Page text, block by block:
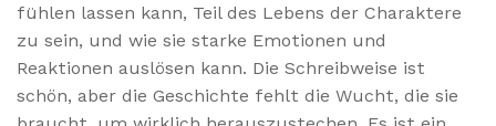
fühlen lassen kann, Teil des Lebens der Charaktere
zu sein, und wie sie starke Emotionen und
Reaktionen auslösen kann. Die Schreibweise ist
schön, aber die Geschichte fehlt die Wucht, die sie